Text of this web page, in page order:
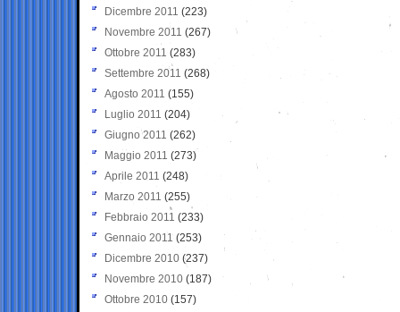
Dicembre 2011 (223)
Novembre 2011 (267)
Ottobre 2011 (283)
Settembre 2011 (268)
Agosto 2011 (155)
Luglio 2011 (204)
Giugno 2011 (262)
Maggio 2011 (273)
Aprile 2011 (248)
Marzo 2011 (255)
Febbraio 2011 (233)
Gennaio 2011 (253)
Dicembre 2010 (237)
Novembre 2010 (187)
Ottobre 2010 (157)